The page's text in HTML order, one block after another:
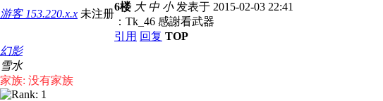
游客 153.220.x.x 未注册
6楼 大 中 小发表于 2015-02-03 22:41
：Tk_46 感謝看武器
引用 回复 TOP
幻影
雪水
家族: 没有家族